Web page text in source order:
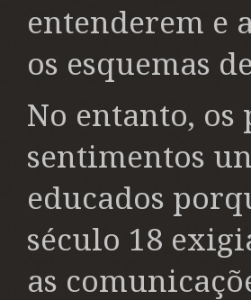
entenderem e
os esquemas
No entanto, os
sentimentos
educados
século 18
as